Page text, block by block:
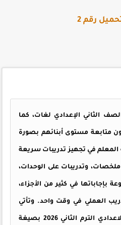
رقم 2
الإعدادي لغات، كما
متابعة مستوى أبنائهم بصورة
في تجهيز تدريبات سريعة
وتدريبات على الوحدات،
في كثير من الأجزاء،
العملي في وقت واحد. وتأتي
مراجعة ماث للصف الثاني الاعدادي الترم الثاني 2026 بصيغة